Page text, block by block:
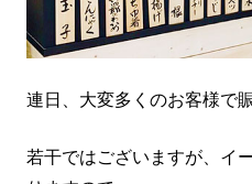
連日、大変多くのお客様で
若干ではございますが、イ